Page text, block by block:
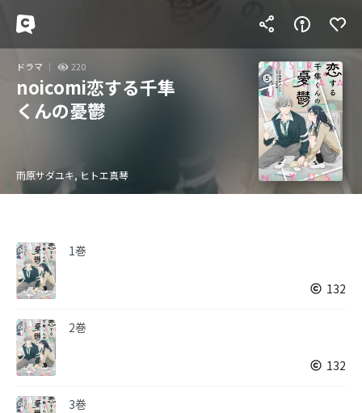
ドラマ 220
noicomi恋する千隼
くんの憂鬱
雨原サダユキ, ヒトエ真琴
1巻
132
2巻
132
3巻